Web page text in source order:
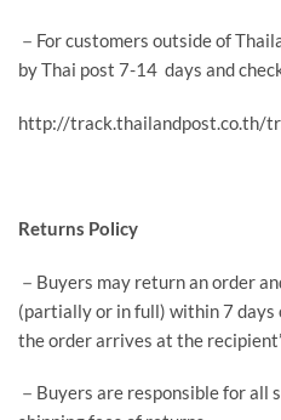
－For customers outside of
by Thai post 7-14 days and
http://track.thailandpost.co.th/
Returns Policy
－Buyers may return an order
(partially or in full) within 7
the order arrives at the
－Buyers are responsible for all